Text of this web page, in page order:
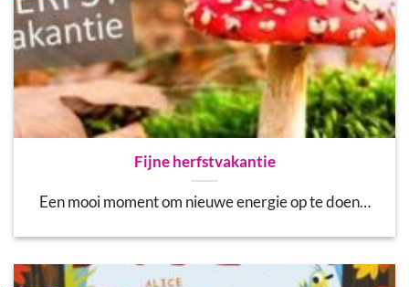
Fijne herfstvakantie
Een mooi moment om nieuwe energie op te doen…